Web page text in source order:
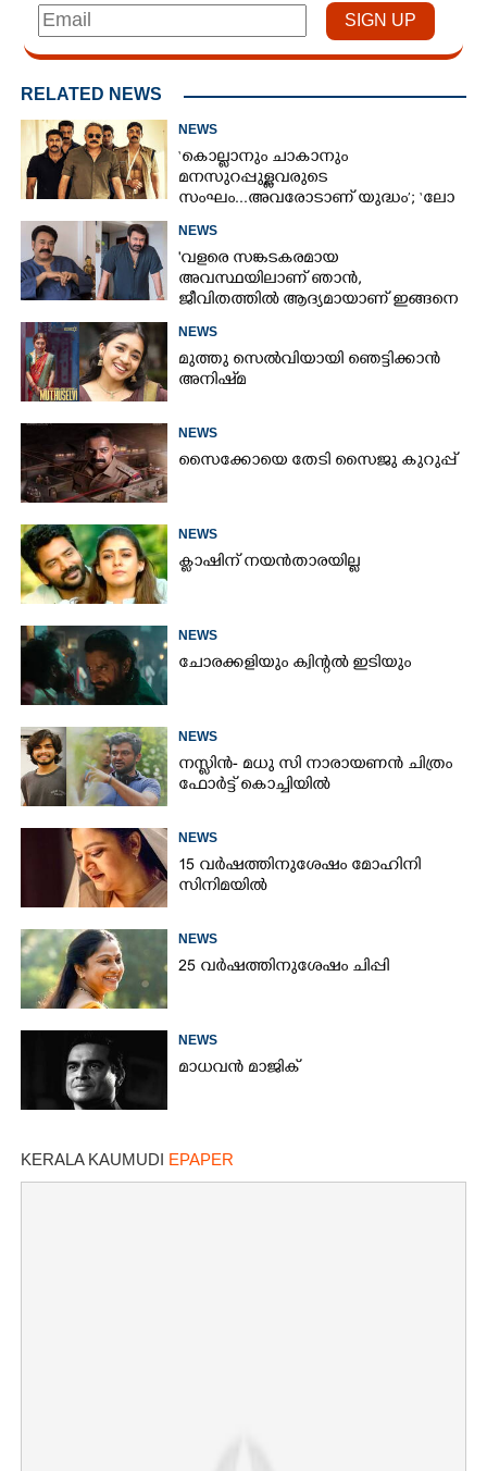
RELATED NEWS
NEWS
‘കൊല്ലാനും ചാകാനും
മനസുറപ്പുള്ളവരുടെ
സംഘം...അവരോടാണ് യുദ്ധം’; ‘ലോ
NEWS
'വളരെ സങ്കടകരമായ
അവസ്ഥയിലാണ് ഞാൻ,
ജീവിതത്തിൽ ആദ്യമായാണ് ഇങ്ങനെ
മോഹൻലാൽ
NEWS
മുത്തു സെൽവിയായി ഞെട്ടിക്കാൻ
അനിഷ്‌മ
NEWS
സൈക്കോയെ തേടി സൈജു കുറുപ്പ്
NEWS
ക്ലാഷിന് നയൻതാരയില്ല
NEWS
ചോരക്കളിയും ക്വിന്റൽ ഇടിയും
NEWS
നസ്ലിൻ- മധു സി നാരായണൻ ചിത്രം
ഫോർട്ട് കൊച്ചിയിൽ
NEWS
15 വർഷത്തിനുശേഷം മോഹിനി
സിനിമയിൽ
NEWS
25 വർഷത്തിനുശേഷം ചിപ്പി
NEWS
മാധവൻ മാജിക്
KERALA KAUMUDI EPAPER